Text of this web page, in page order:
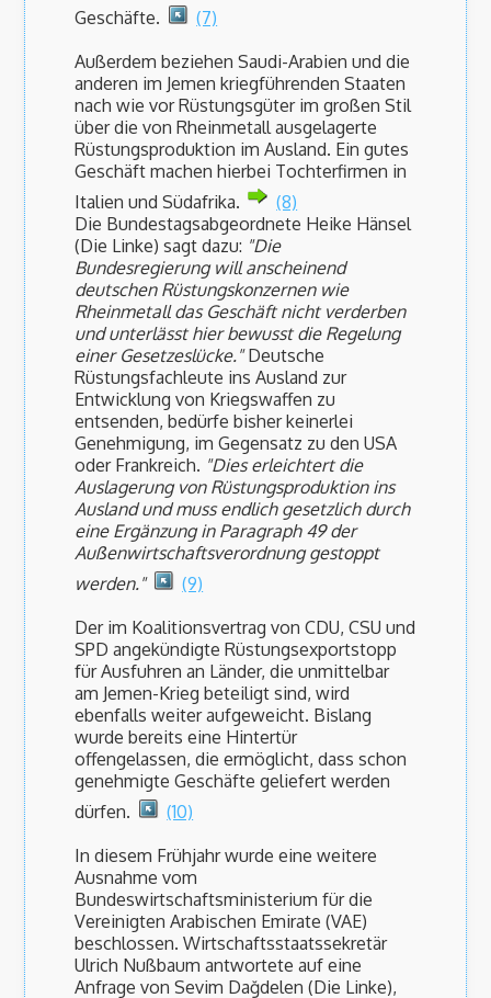
Geschäfte.
(7)
Außerdem beziehen Saudi-Arabien und die
anderen im Jemen kriegführenden Staaten
nach wie vor Rüstungsgüter im großen Stil
über die von Rheinmetall ausgelagerte
Rüstungsproduktion im Ausland. Ein gutes
Geschäft machen hierbei Tochterfirmen in
Italien und Südafrika.
(8)
Die Bundestagsabgeordnete Heike Hänsel
(Die Linke) sagt dazu: "Die
Bundesregierung will anscheinend
deutschen Rüstungskonzernen wie
Rheinmetall das Geschäft nicht verderben
und unterlässt hier bewusst die Regelung
einer Gesetzeslücke."Deutsche
Rüstungsfachleute ins Ausland zur
Entwicklung von Kriegswaffen zu
entsenden, bedürfe bisher keinerlei
Genehmigung, im Gegensatz zu den USA
oder Frankreich. "Dies erleichtert die
Auslagerung von Rüstungsproduktion ins
Ausland und muss endlich gesetzlich durch
eine Ergänzung in Paragraph 49 der
Außenwirtschaftsverordnung gestoppt
werden."
(9)
Der im Koalitionsvertrag von CDU, CSU und
SPD angekündigte Rüstungsexportstopp
für Ausfuhren an Länder, die unmittelbar
am Jemen-Krieg beteiligt sind, wird
ebenfalls weiter aufgeweicht. Bislang
wurde bereits eine Hintertür
offengelassen, die ermöglicht, dass schon
genehmigte Geschäfte geliefert werden
dürfen.
(10)
In diesem Frühjahr wurde eine weitere
Ausnahme vom
Bundeswirtschaftsministerium für die
Vereinigten Arabischen Emirate (VAE)
beschlossen. Wirtschaftsstaatssekretär
Ulrich Nußbaum antwortete auf eine
Anfrage von Sevim Dağdelen (Die Linke),